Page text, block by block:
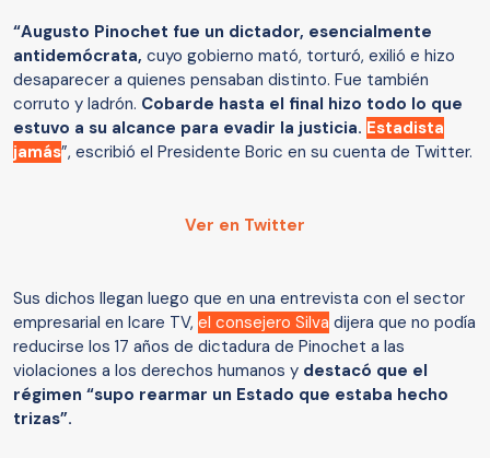
“Augusto Pinochet fue un dictador, esencialmente
antidemócrata, cuyo gobierno mató, torturó, exilió e hizo
desaparecer a quienes pensaban distinto. Fue también
corruto y ladrón. Cobarde hasta el final hizo todo lo que
estuvo a su alcance para evadir la justicia. Estadista
jamás”, escribió el Presidente Boric en su cuenta de Twitter.
Ver en Twitter
Sus dichos llegan luego que en una entrevista con el sector
empresarial en Icare TV, el consejero Silva dijera que no podía
reducirse los 17 años de dictadura de Pinochet a las
violaciones a los derechos humanos y destacó que el
régimen “supo rearmar un Estado que estaba hecho
trizas”.